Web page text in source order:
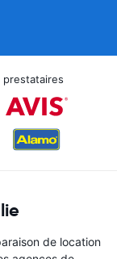
prestataires
de location